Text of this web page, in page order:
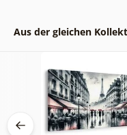
Aus der gleichen